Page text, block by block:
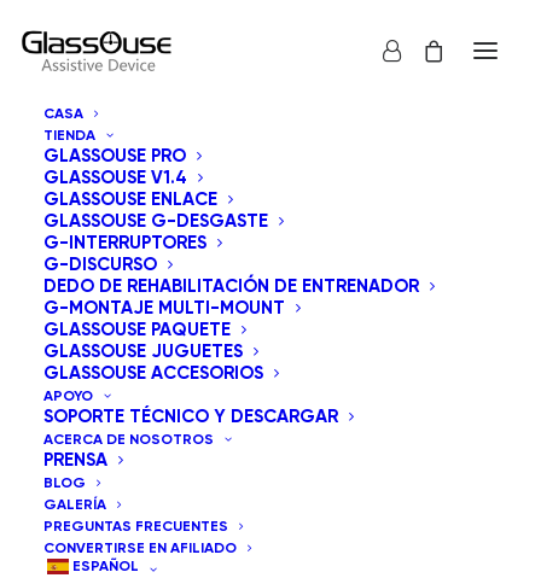
CASA
TIENDA
GLASSOUSE PRO
GLASSOUSE V1.4
GLASSOUSE ENLACE
GLASSOUSE G-DESGASTE
G-INTERRUPTORES
G-DISCURSO
DEDO DE REHABILITACIÓN DE ENTRENADOR
G-MONTAJE MULTI-MOUNT
GLASSOUSE PAQUETE
GLASSOUSE JUGUETES
GLASSOUSE ACCESORIOS
APOYO
SOPORTE TÉCNICO Y DESCARGAR
ACERCA DE NOSOTROS
PRENSA
BLOG
GALERÍA
PREGUNTAS FRECUENTES
CONVERTIRSE EN AFILIADO
ESPAÑOL
Mostrar todos los
Ordenar por los últimos
Orden predeterminado
Ordenar por popularidad
Ordenar por precio: alto a bajo